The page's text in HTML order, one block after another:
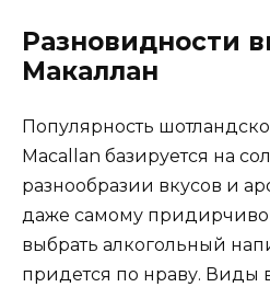
Разновидности
Макаллан
Популярность
Macallan базируется на
разнообразии вкусов и
даже самому
выбрать алкогольный
придется по нраву. Виды